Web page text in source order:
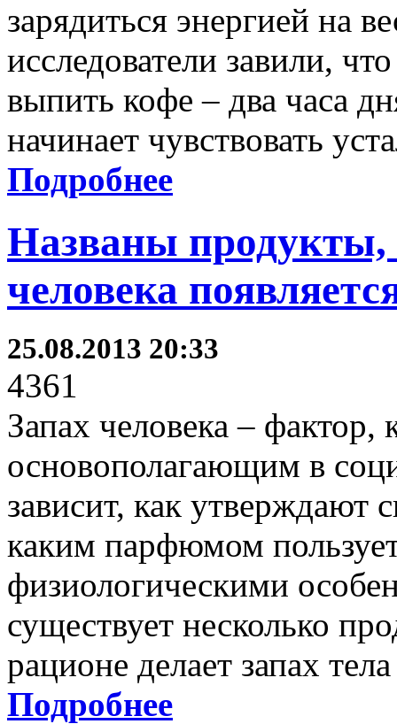
зарядиться энергией на
исследователи завили,
выпить кофе – два часа
начинает чувствовать
Подробнее
Названы продукты,
человека
25.08.2013 20:33
4361
Запах человека – фактор,
основополагающим в
зависит, как утверждают
каким парфюмом
физиологическими
существует несколько
рационе делает запах
Подробнее